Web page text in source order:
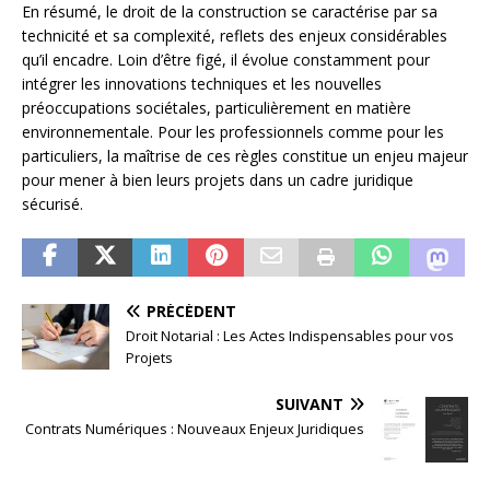
En résumé, le droit de la construction se caractérise par sa
technicité et sa complexité, reflets des enjeux considérables
qu’il encadre. Loin d’être figé, il évolue constamment pour
intégrer les innovations techniques et les nouvelles
préoccupations sociétales, particulièrement en matière
environnementale. Pour les professionnels comme pour les
particuliers, la maîtrise de ces règles constitue un enjeu majeur
pour mener à bien leurs projets dans un cadre juridique
sécurisé.
PRÉCÉDENT
Droit Notarial : Les Actes Indispensables pour vos
Projets
SUIVANT
Contrats Numériques : Nouveaux Enjeux Juridiques